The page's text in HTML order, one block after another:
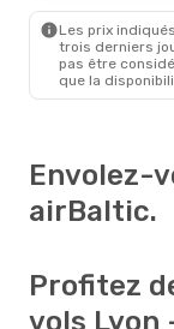
Les prix
trois derniers
pas être
que la
Envolez-
airBaltic.
Profitez
vols Lyon